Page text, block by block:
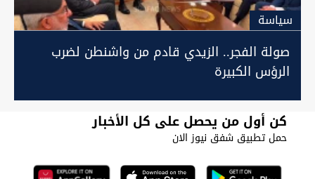
سیاسة
صولة الفجر.. الزيدي قادم من واشنطن لضرب
الرؤس الكبيرة
كن أول من يحصل على كل الأخبار
حمل تطبيق شفق نيوز الان